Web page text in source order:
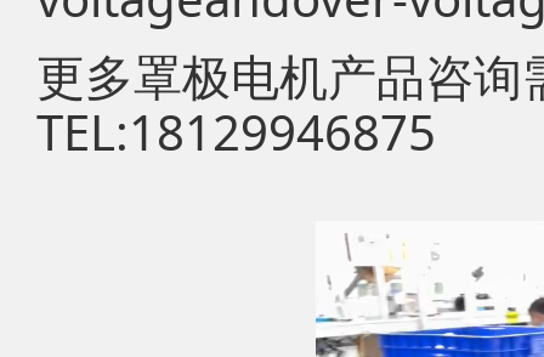
更多罩极电机产品咨询
TEL:18129946875